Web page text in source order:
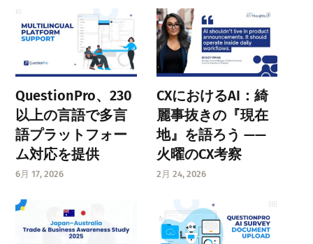
QuestionPro、230
以上の言語で多言
語プラットフォー
ム対応を提供
6月 17, 2026
CXにおけるAI：綺
麗事抜きの『現在
地』を語ろう ——
火曜のCX考察
2月 24, 2026